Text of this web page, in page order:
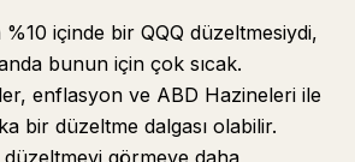
içinde bir QQQ düzeltmesiydi,
bunun için çok sıcak.
enflasyon ve ABD Hazineleri ile
bir düzeltme dalgası olabilir.
görmeye daha